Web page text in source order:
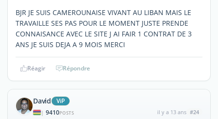
BJR JE SUIS CAMEROUNAISE VIVANT AU LIBAN MAIS LE
TRAVAILLE SES PAS POUR LE MOMENT JUSTE PRENDE
CONNAISANCE AVEC LE SITE J AI FAIR 1 CONTRAT DE 3
ANS JE SUIS DEJA A 9 MOIS MERCI
Réagir Répondre
David ViP
| 9410POSTS il y a 13 ans #24